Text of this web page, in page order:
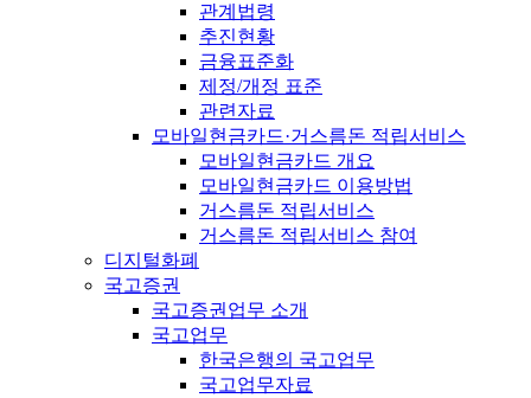
관계법령
추진현황
금융표준화
제정/개정 표준
관련자료
모바일현금카드·거스름돈 적립서비스
모바일현금카드 개요
모바일현금카드 이용방법
거스름돈 적립서비스
거스름돈 적립서비스 참여
디지털화폐
국고증권
국고증권업무 소개
국고업무
한국은행의 국고업무
국고업무자료